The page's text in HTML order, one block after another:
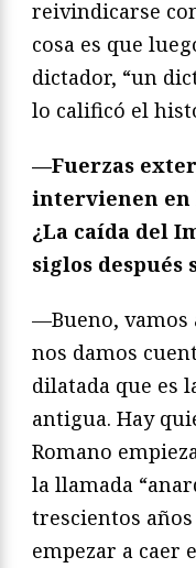
reivindicarse
cosa es que
dictador, “un
lo calificó el
—Fuerzas
intervienen en
¿La caída del
siglos después
—Bueno, vamos
nos damos
dilatada que es
antigua. Hay
Romano
la llamada
trescientos
empezar a caer